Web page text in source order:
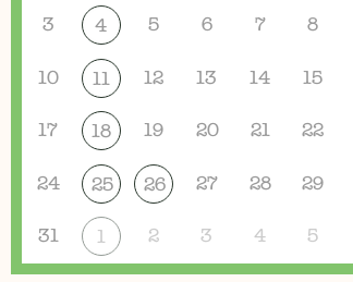
3 4 5 6 7 8
10 11 12 13 14 15
17 18 19 20 21 22
24 25 26 27 28 29
31 1 2 3 4 5